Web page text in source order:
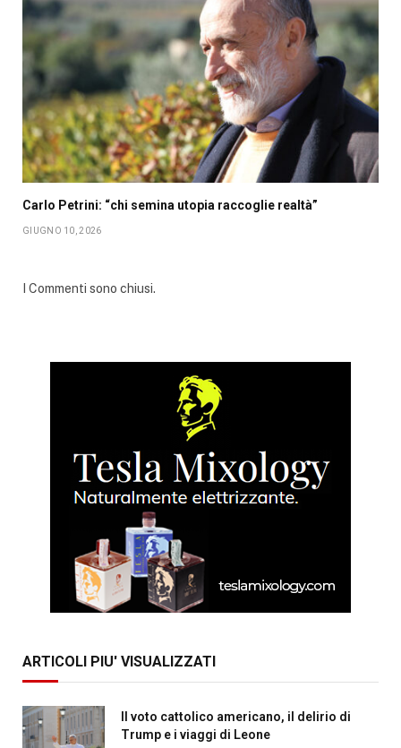
Carlo Petrini: “chi semina utopia raccoglie realtà”
GIUGNO 10, 2026
I Commenti sono chiusi.
ARTICOLI PIU' VISUALIZZATI
Il voto cattolico americano, il delirio di
Trump e i viaggi di Leone